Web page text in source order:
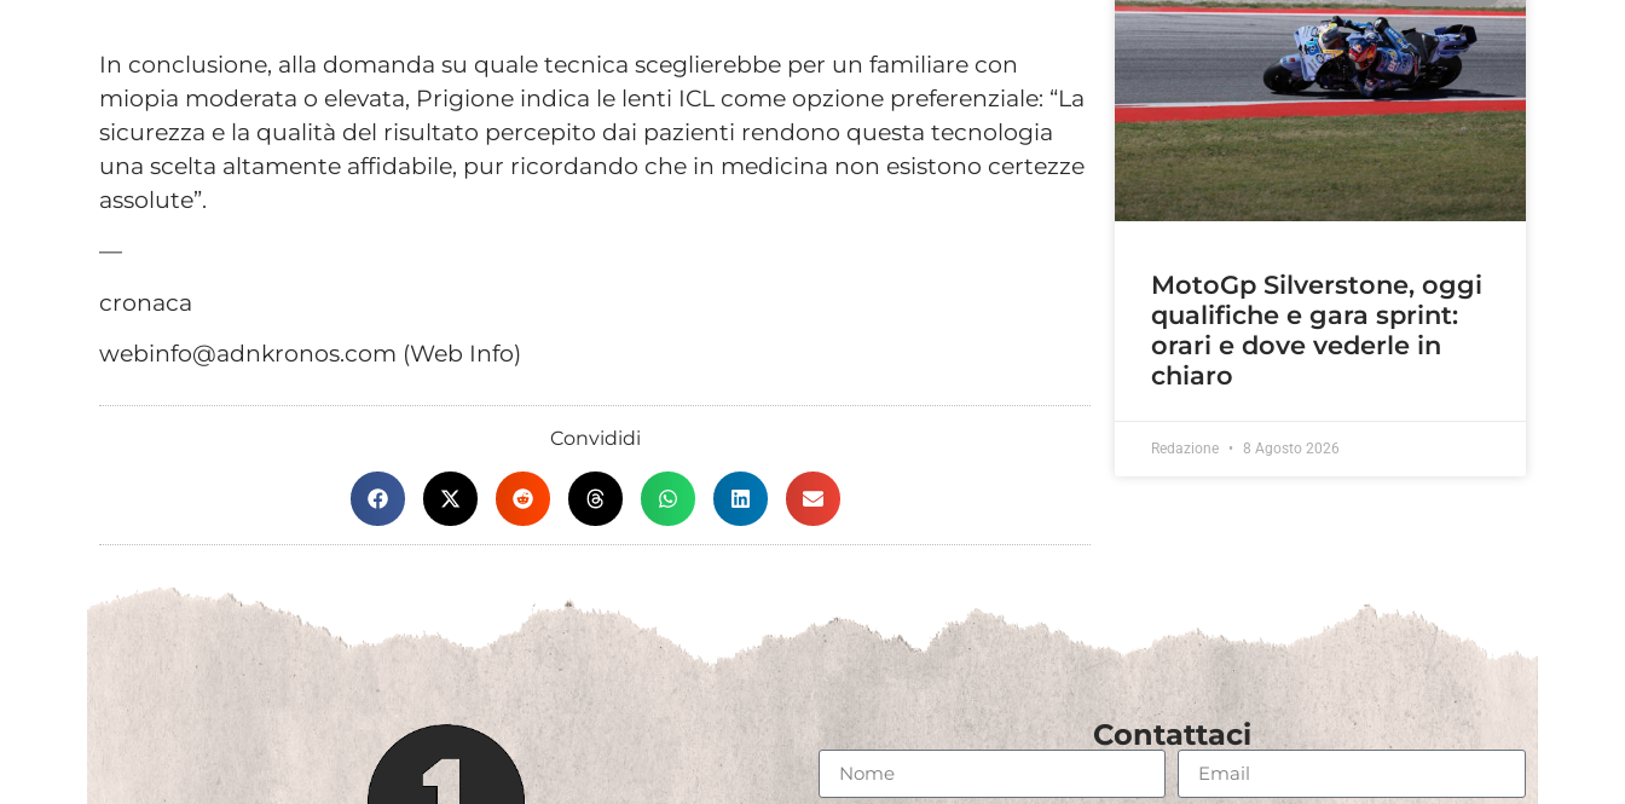
In conclusione, alla domanda su quale tecnica sceglierebbe per un familiare con
miopia moderata o elevata, Prigione indica le lenti ICL come opzione preferenziale: “La
sicurezza e la qualità del risultato percepito dai pazienti rendono questa tecnologia
una scelta altamente affidabile, pur ricordando che in medicina non esistono certezze
assolute”.
—
cronaca
webinfo@adnkronos.com (Web Info)
Convididi
MotoGp Silverstone, oggi
qualifiche e gara sprint:
orari e dove vederle in
chiaro
Redazione 8 Agosto 2026
Contattaci